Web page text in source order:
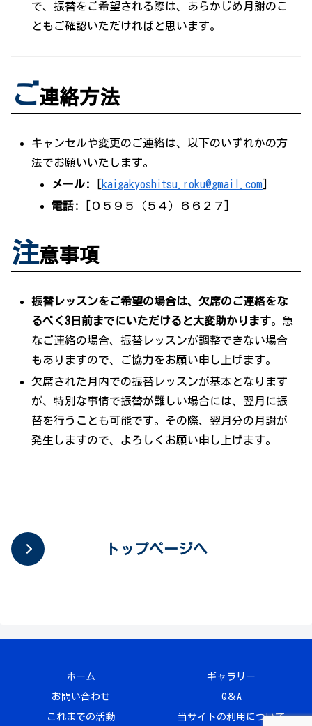
で、振替をご希望される際は、あらかじめ月謝のこ
ともご確認いただければと思います。
ご連絡方法
キャンセルや変更のご連絡は、以下のいずれかの方
法でお願いいたします。
メール:
kaigakyoshitsu.roku@gmail.com
電話:
[０５９５（５４）６６２７]
注意事項
振替レッスンをご希望の場合は、欠席のご連絡をな
るべく3日前までにいただけると大変助かります。急
なご連絡の場合、振替レッスンが調整できない場合
もありますので、ご協力をお願い申し上げます。
欠席された月内での振替レッスンが基本となります
が、特別な事情で振替が難しい場合には、翌月に振
替を行うことも可能です。その際、翌月分の月謝が
発生しますので、よろしくお願い申し上げます。
トップページへ
ホーム ギャラリー
お問い合わせ Q＆A
これまでの活動 当サイトの利用について